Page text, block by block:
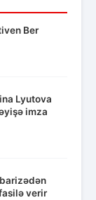
Ber
Lyutova
imza
verir